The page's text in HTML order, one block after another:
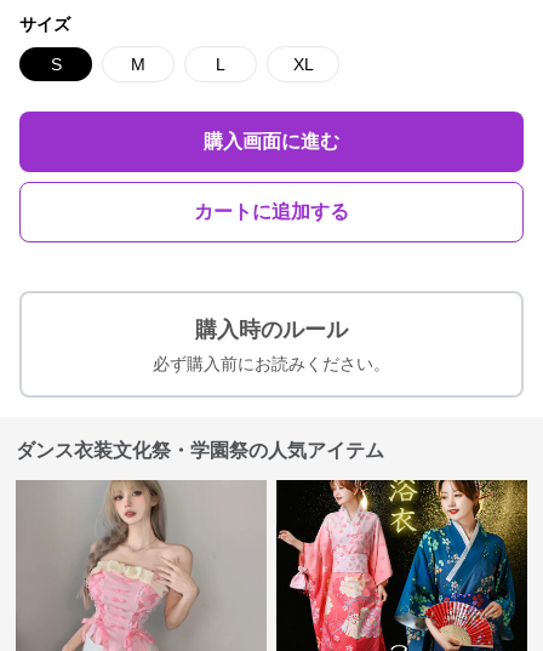
サイズ
S M L XL
購入画面に進む
カートに追加する
購入時のルール
必ず購入前にお読みください。
ダンス衣装文化祭・学園祭の人気アイテム